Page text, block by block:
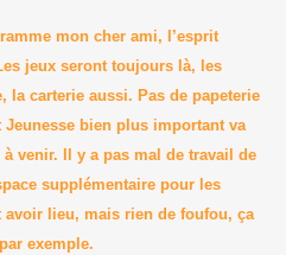
mon cher ami, l’esprit
jeux seront toujours là, les
la carterie aussi. Pas de papeterie
bien plus important va
venir. Il y a pas mal de travail de
supplémentaire pour les
avoir lieu, mais rien de foufou, ça
exemple.